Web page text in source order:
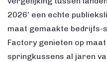
2026’ een echte
maat gemaakte bedrijfs-
Factory genieten op
springkussens al jaren